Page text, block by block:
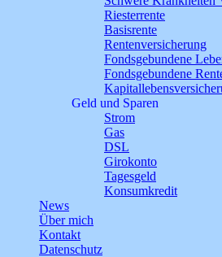
Riesterrente
Basisrente
Rentenversicherung
Fondsgebundene
Fondsgebundene
Geld und Sparen
Strom
Gas
DSL
Girokonto
Tagesgeld
Konsumkredit
News
Über mich
Kontakt
Datenschutz